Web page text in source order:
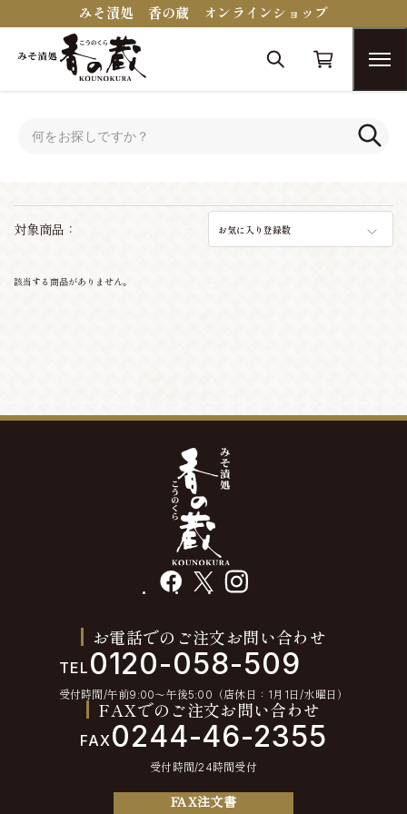
みそ漬処 香の蔵 オンラインショップ
対象商品： お気に入り登録数
該当する商品がありません。
facebook instagram
お電話でのご注文お問い合わせ
TEL 0120-058-509
受付時間/午前9:00〜午後5:00（店休日：1月1日/水曜日）
FAXでのご注文お問い合わせ
FAX0244-46-2355
受付時間/24時間受付
FAX注文書